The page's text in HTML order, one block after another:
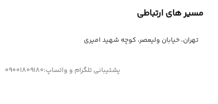
مسیر های ارتباطی
تهران، خیابان ولیعصر، کوچه شهید امیری
پشتیبانی تلگرام و واتساپ:09001809180